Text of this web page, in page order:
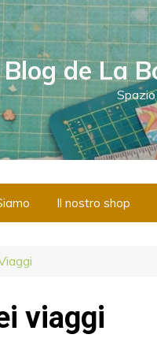
de La
Il nostro shop
viaggi